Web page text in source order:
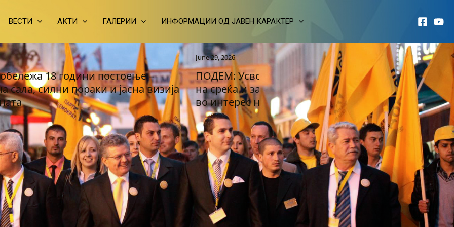
ВЕСТИ АКТИ ГАЛЕРИИ ИНФОРМАЦИИ ОД ЈАВЕН КАРАКТЕР
18 години постоење –
силни пораки и јасна визија
June 29, 2026
ПОДЕМ: Усвојувањето на Законот за игрите
на среќа и забавните игри е важна реформа
во интерес на граѓаните